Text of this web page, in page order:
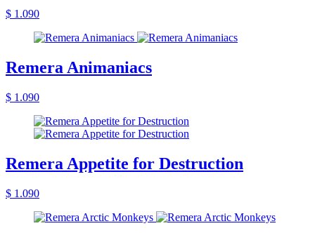
$ 1.090
Remera Animaniacs
$ 1.090
Remera Appetite for Destruction
$ 1.090